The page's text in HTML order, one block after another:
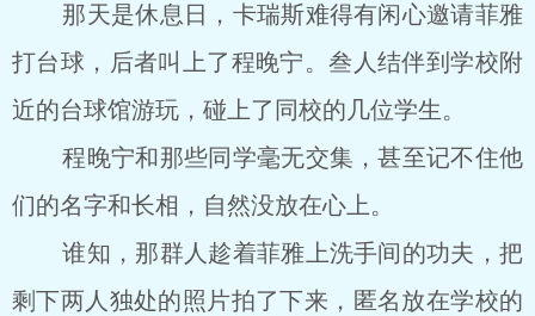
那天是休息日，卡瑞斯难得有闲心邀请菲雅
打台球，后者叫上了程晚宁。叁人结伴到学校附
近的台球馆游玩，碰上了同校的几位学生。
程晚宁和那些同学毫无交集，甚至记不住他
们的名字和长相，自然没放在心上。
谁知，那群人趁着菲雅上洗手间的功夫，把
剩下两人独处的照片拍了下来，匿名放在学校的